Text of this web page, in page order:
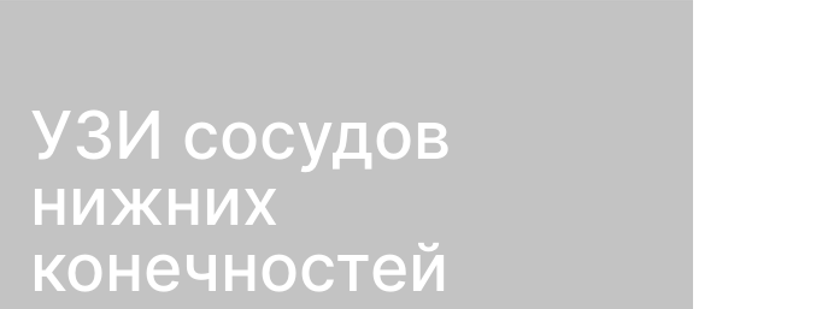
УЗИ сосудов
нижних
конечностей